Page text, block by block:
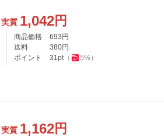
実質 1,042円
商品価格 693 円
送料
380円
ポイント
31pt（ 5%）
実質 1,162円